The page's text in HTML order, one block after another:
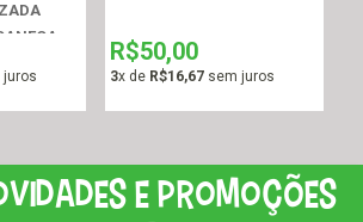
R$50,00
3x de R$16,67sem juros
e promoções